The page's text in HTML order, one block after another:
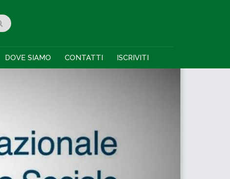
DOVE SIAMO CONTATTI ISCRIVITI